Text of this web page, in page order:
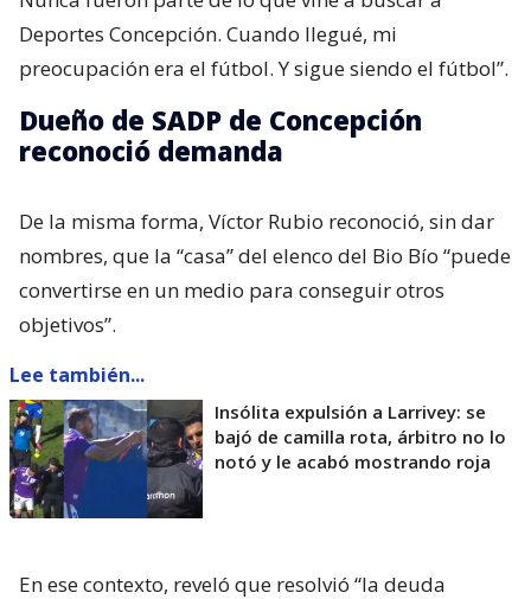
Deportes Concepción. Cuando llegué, mi
preocupación era el fútbol. Y sigue siendo el fútbol”.
Dueño de SADP de Concepción
reconoció demanda
De la misma forma, Víctor Rubio reconoció, sin dar
nombres, que la “casa” del elenco del Bio Bío “puede
convertirse en un medio para conseguir otros
objetivos”.
Lee también...
Insólita expulsión a Larrivey: se
bajó de camilla rota, árbitro no lo
notó y le acabó mostrando roja
En ese contexto, reveló que resolvió “la deuda